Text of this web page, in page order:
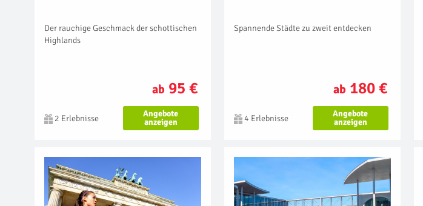
Der rauchige Geschmack der schottischen
Highlands
ab 95 €
2 Erlebnisse
Angebote
anzeigen
Spannende Städte zu zweit entdecken
ab 180 €
4 Erlebnisse
Angebote
anzeigen